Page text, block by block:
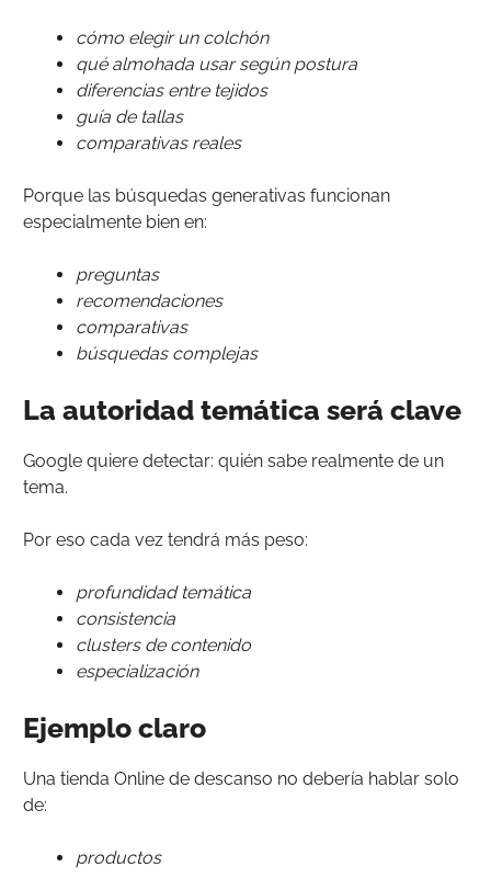
cómo elegir un colchón
qué almohada usar según postura
diferencias entre tejidos
guía de tallas
comparativas reales
Porque las búsquedas generativas funcionan
especialmente bien en:
preguntas
recomendaciones
comparativas
búsquedas complejas
La autoridad temática será clave
Google quiere detectar: quién sabe realmente de un
tema.
Por eso cada vez tendrá más peso:
profundidad temática
consistencia
clusters de contenido
especialización
Ejemplo claro
Una tienda Online de descanso no debería hablar solo
de:
productos